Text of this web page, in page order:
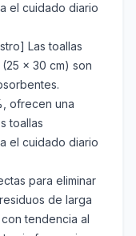
el cuidado diario
Las toallas
x 30 cm) son
ofrecen una
toallas
el cuidado diario
para eliminar
de larga
tendencia al